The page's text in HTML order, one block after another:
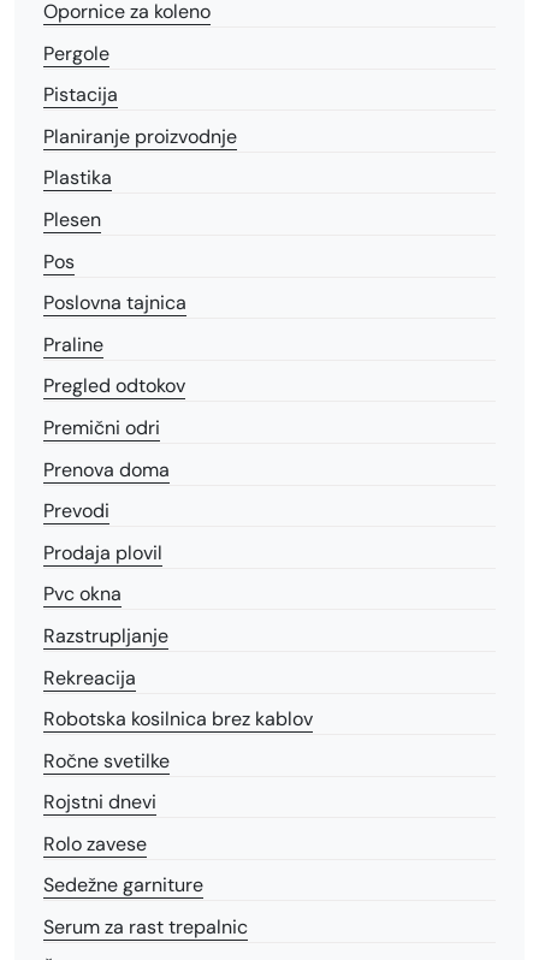
Opornice za koleno
Pergole
Pistacija
Planiranje proizvodnje
Plastika
Plesen
Pos
Poslovna tajnica
Praline
Pregled odtokov
Premični odri
Prenova doma
Prevodi
Prodaja plovil
Pvc okna
Razstrupljanje
Rekreacija
Robotska kosilnica brez kablov
Ročne svetilke
Rojstni dnevi
Rolo zavese
Sedežne garniture
Serum za rast trepalnic